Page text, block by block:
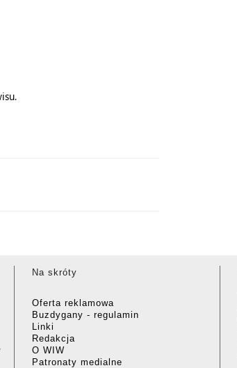
Na skróty
Oferta reklamowa
Buzdygany - regulamin
Linki
Redakcja
O WIW
Patronaty medialne